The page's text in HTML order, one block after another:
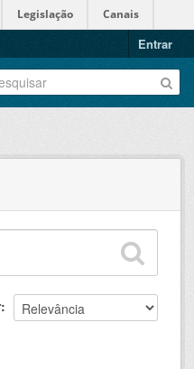
Legislação Canais
Entrar